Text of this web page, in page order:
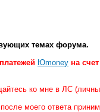
темах форума.
Юmoney на
ко мне в ЛС
моего ответа